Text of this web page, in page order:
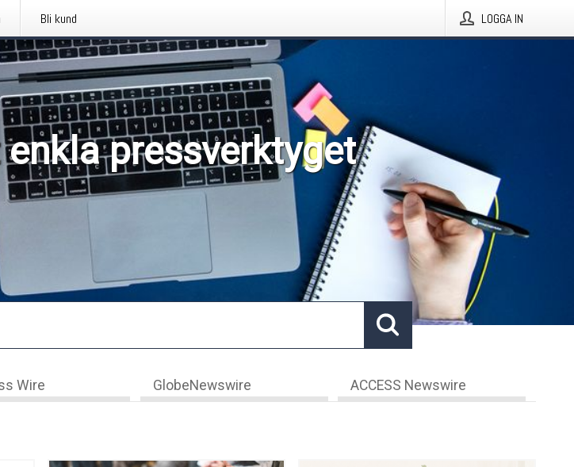
Bli kund LOGGA IN
pressverktyget
Wire GlobeNewswire ACCESS Newswire